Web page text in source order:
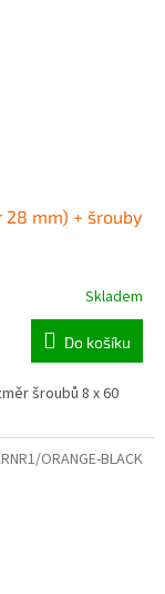
mm) + šrouby
Skladem
Do košíku
šroubů 8 x 60
ORANGE-BLACK